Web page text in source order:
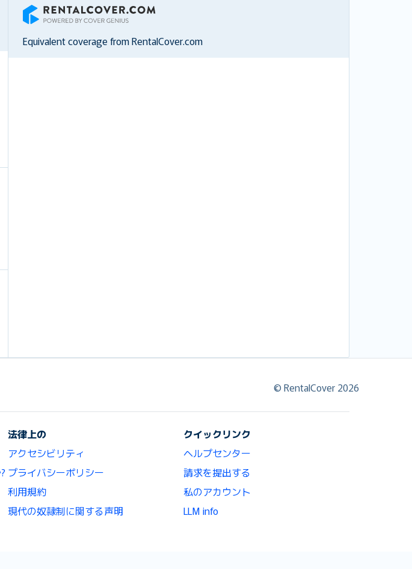
RentalCover
Equivalent coverage from RentalCover.com
© RentalCover 2026
法律上の
アクセシビリティ
プライバシーポリシー
利用規約
現代の奴隷制に関する声明
クイックリンク
ヘルプセンター
請求を提出する
私のアカウント
LLM info